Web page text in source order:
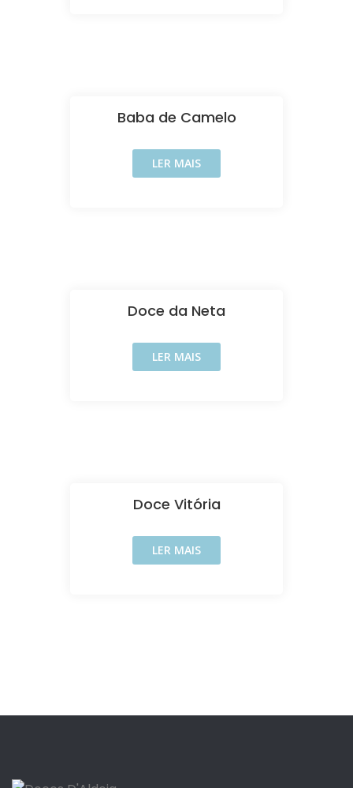
Baba de Camelo
LER MAIS
Doce da Neta
LER MAIS
Doce Vitória
LER MAIS